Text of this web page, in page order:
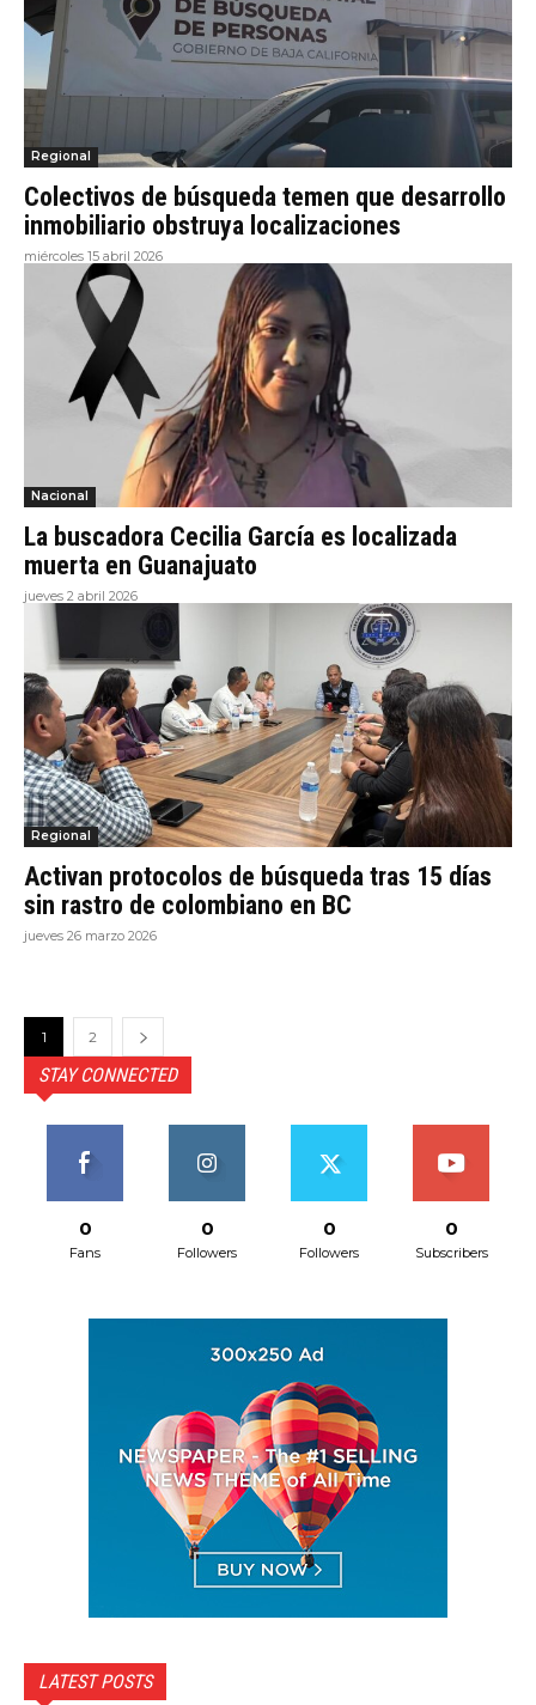
Regional
Colectivos de búsqueda temen que desarrollo
inmobiliario obstruya localizaciones
miércoles 15 abril 2026
Nacional
La buscadora Cecilia García es localizada
muerta en Guanajuato
jueves 2 abril 2026
Regional
Activan protocolos de búsqueda tras 15 días
sin rastro de colombiano en BC
jueves 26 marzo 2026
1 2
STAY CONNECTED
0
Fans
0
Followers
0
Followers
0
Subscribers
LATEST POSTS